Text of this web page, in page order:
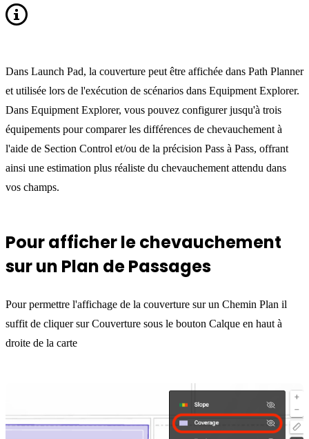
Dans Launch Pad, la couverture peut être affichée dans Path Planner
et utilisée lors de l'exécution de scénarios dans Equipment Explorer.
Dans Equipment Explorer, vous pouvez configurer jusqu'à trois
équipements pour comparer les différences de chevauchement à
l'aide de Section Control et/ou de la précision Pass à Pass, offrant
ainsi une estimation plus réaliste du chevauchement attendu dans
vos champs.
Pour afficher le chevauchement
sur un Plan de Passages
Pour permettre l'affichage de la couverture sur un Chemin Plan il
suffit de cliquer sur Couverture sous le bouton Calque en haut à
droite de la carte